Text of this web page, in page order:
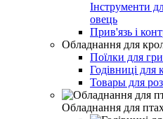
Інструменти
овець
Прив'язь і
Обладнання для
Поїлки для
Годівниці для
Товары для
Обладнання для